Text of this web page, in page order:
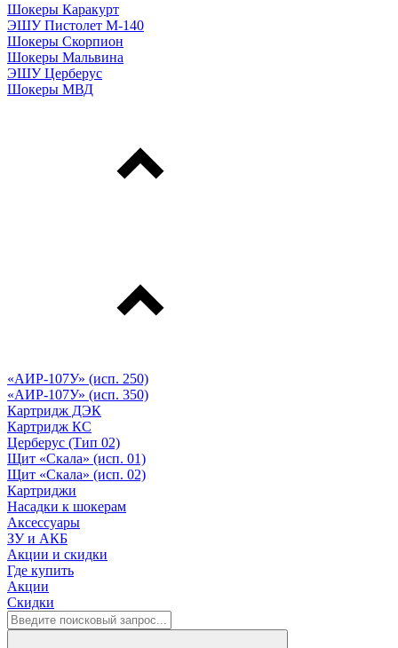
Шокеры Каракурт
ЭШУ Пистолет М-140
Шокеры Скорпион
Шокеры Мальвина
ЭШУ Церберус
Шокеры МВД
«АИР-107У» (исп. 250)
«АИР-107У» (исп. 350)
Картридж ДЭК
Картридж КС
Церберус (Тип 02)
Щит «Скала» (исп. 01)
Щит «Скала» (исп. 02)
Картриджи
Насадки к шокерам
Аксессуары
ЗУ и АКБ
Акции и скидки
Где купить
Акции
Скидки